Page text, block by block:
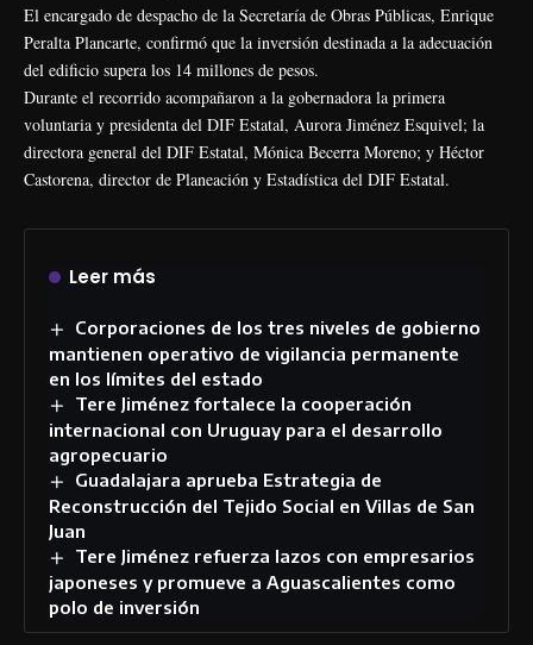
El encargado de despacho de la Secretaría de Obras Públicas, Enrique
Peralta Plancarte, confirmó que la inversión destinada a la adecuación
del edificio supera los 14 millones de pesos.
Durante el recorrido acompañaron a la gobernadora la primera
voluntaria y presidenta del DIF Estatal, Aurora Jiménez Esquivel; la
directora general del DIF Estatal, Mónica Becerra Moreno; y Héctor
Castorena, director de Planeación y Estadística del DIF Estatal.
Leer más
Corporaciones de los tres niveles de gobierno
mantienen operativo de vigilancia permanente
en los límites del estado
Tere Jiménez fortalece la cooperación
internacional con Uruguay para el desarrollo
agropecuario
Guadalajara aprueba Estrategia de
Reconstrucción del Tejido Social en Villas de San
Juan
Tere Jiménez refuerza lazos con empresarios
japoneses y promueve a Aguascalientes como
polo de inversión